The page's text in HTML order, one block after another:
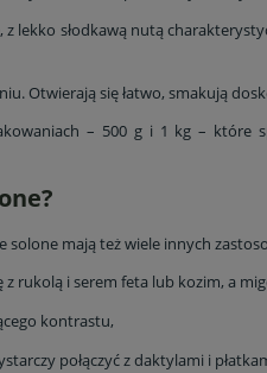
z lekko słodkawą nutą
Otwierają się łatwo, smakują
– 500 g i 1 kg – które
mają też wiele innych
rukolą i serem feta lub kozim, a
kontrastu,
połączyć z daktylami i